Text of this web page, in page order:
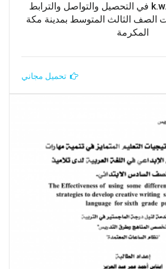
والقبعات الست وk.w.l في التحصيل والتواصل والترابط
الصف الثالث المتوسط بمدينة مكة
المكرمة
تحميل مجاني